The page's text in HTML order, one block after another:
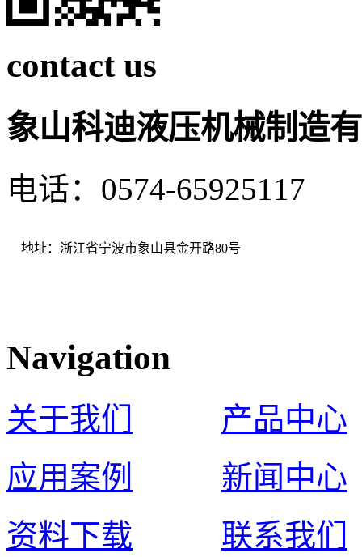
contact us
象山科迪液压机械制造
电话：0574-65925117
地址：浙江省宁波市象山县金开路80号
Navigation
关于我们
产品中心
应用案例
新闻中心
资料下载
联系我们